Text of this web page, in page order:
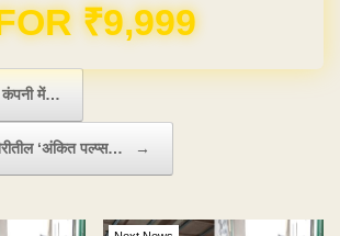
& Hosting FREE for 1 Year
कंपनी में…
‘अंकित पल्प्स… →